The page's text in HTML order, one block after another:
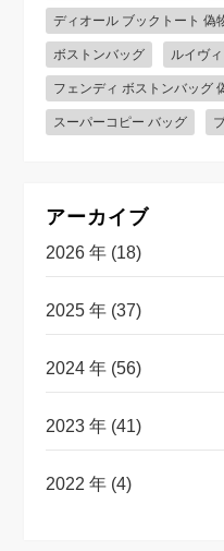
ディオール ブックトート 偽
ボストンバッグ ルイヴ
フェンディ ボストンバッグ
スーパーコピー バッグ
アーカイブ
2026 年 (18)
2025 年 (37)
2024 年 (56)
2023 年 (41)
2022 年 (4)